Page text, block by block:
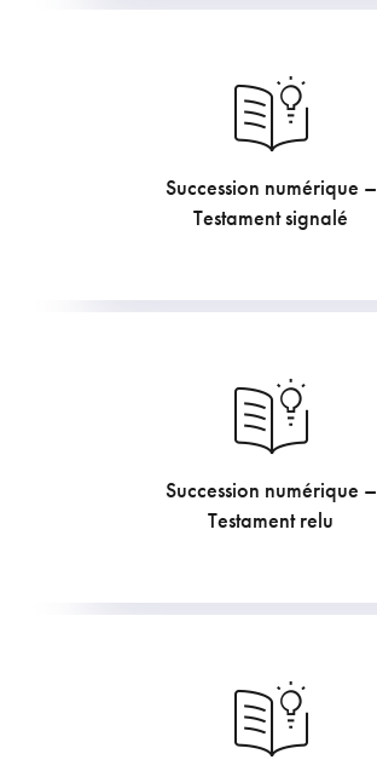
Succession numérique –
Testament signalé
223.85€
Succession numérique –
Testament relu
211.75€